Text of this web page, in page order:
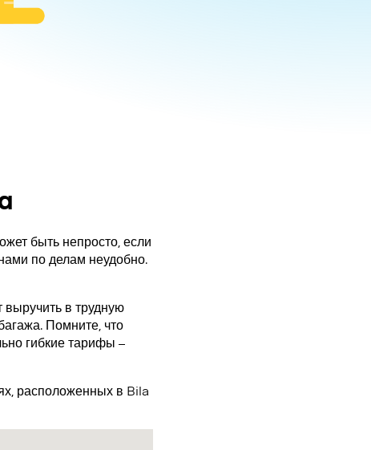
быть непросто, если
по делам неудобно.
в трудную
Помните, что
гибкие тарифы –
расположенных в Bila